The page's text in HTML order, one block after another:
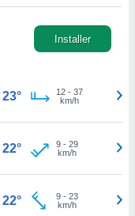
Installer
23° 12- 37
km/h
22° 9- 29
km/h
22° 9- 23
km/h